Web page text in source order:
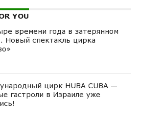
YOU
времени года в затерянном
Новый спектакль цирка
цирк HUBA CUBA —
гастроли в Израиле уже